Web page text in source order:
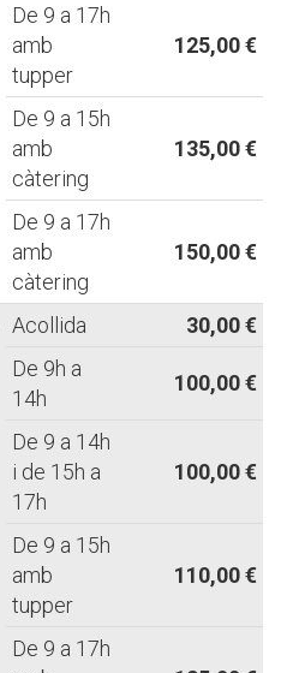
De 9 a 17h
amb
tupper
125,00 €
De 9 a 15h
amb
càtering
135,00 €
De 9 a 17h
amb
càtering
150,00 €
Acollida
30,00 €
De 9h a
14h
100,00 €
De 9 a 14h
i de 15h a
17h
100,00 €
De 9 a 15h
amb
tupper
110,00 €
De 9 a 17h